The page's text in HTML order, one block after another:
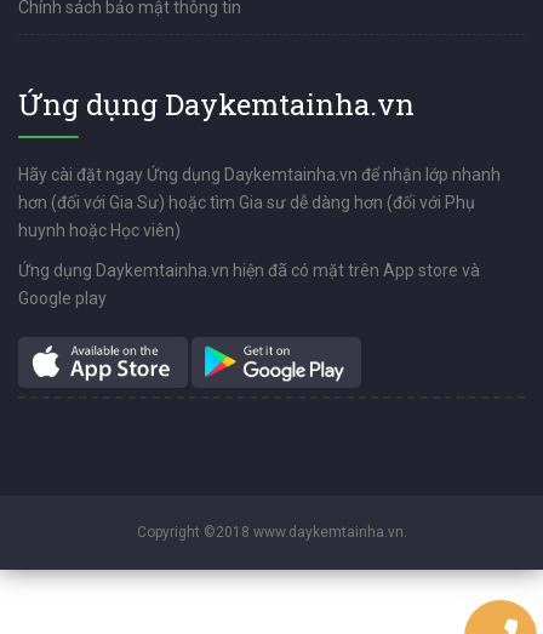
Chính sách bảo mật thông tin
Ứng dụng Daykemtainha.vn
Hãy cài đặt ngay Ứng dụng Daykemtainha.vn để nhận lớp nhanh
hơn (đối với Gia Sư) hoặc tìm Gia sư dễ dàng hơn (đối với Phụ
huynh hoặc Học viên)
Ứng dụng Daykemtainha.vn hiện đã có mặt trên App store và
Google play
Copyright ©2018 www.daykemtainha.vn.